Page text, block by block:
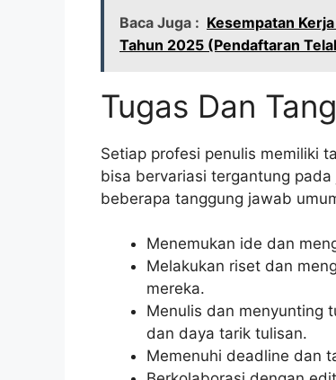
Baca Juga : Kesempatan
Tahun 2025 (Pendaftaran
Tugas Dan
Setiap profesi penulis memiliki
bisa bervariasi tergantung
beberapa tanggung jawab
Menemukan ide dan
Melakukan riset dan
mereka.
Menulis dan menyunting
dan daya tarik tulisan.
Memenuhi deadline dan